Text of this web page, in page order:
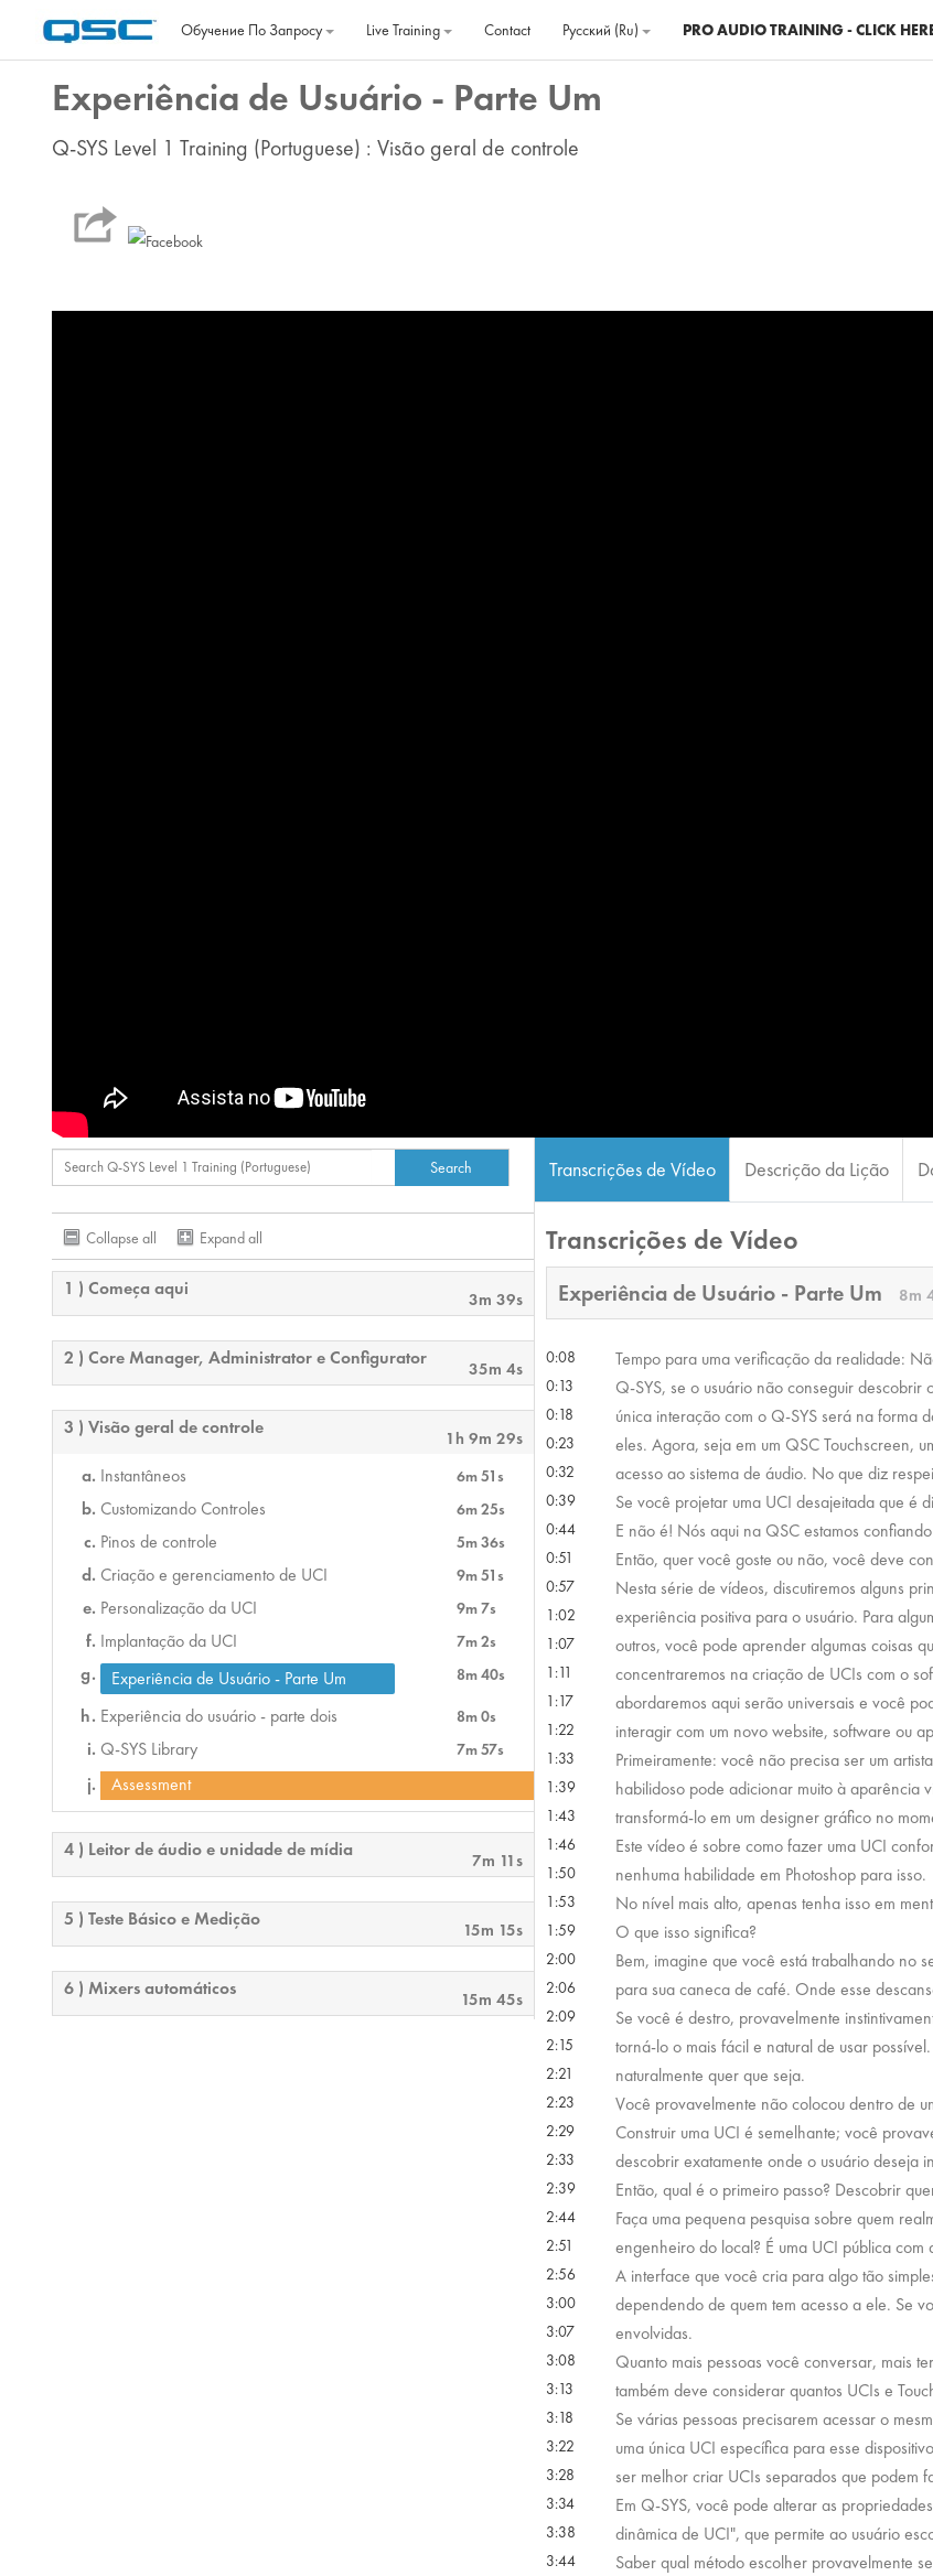
Обучение По Запросу
Live Training Contact Русский ‎(ru)‎ PRO AUDIO TRAINING - CLICK
Experiência de Usuário - Parte Um
Q-SYS Level 1 Training (Portuguese) : Visão geral de controle
Collapse all Expand all
1 ) Começa aqui 3m 39s
2 ) Core Manager, Administrator e Configurator 35m 4s
3 ) Visão geral de controle 1h 9m 29s
Instantâneos 6m 51s
Customizando Controles 6m 25s
Pinos de controle 5m 36s
Criação e gerenciamento de UCI 9m 51s
Personalização da UCI 9m 7s
Implantação da UCI 7m 2s
Experiência de Usuário - Parte Um 8m 40s
Experiência do usuário - parte dois 8m 0s
Q-SYS Library 7m 57s
Assessment
4 ) Leitor de áudio e unidade de mídia 7m 11s
5 ) Teste Básico e Medição 15m 15s
6 ) Mixers automáticos 15m 45s
Transcrições de Vídeo Descrição da Lição
Transcrições de Vídeo
Experiência de Usuário - Parte Um 8m
0:08 Tempo para uma verificação da realidade:
0:13 Q-SYS, se o usuário não conseguir
0:18 única interação com o Q-SYS será na forma
0:23 eles. Agora, seja em um QSC Touchscreen,
0:32 acesso ao sistema de áudio. No que diz
0:39 Se você projetar uma UCI desajeitada que é
0:44 E não é! Nós aqui na QSC estamos
0:51 Então, quer você goste ou não, você deve
0:57 Nesta série de vídeos, discutiremos alguns
1:02 experiência positiva para o usuário. Para
1:07 outros, você pode aprender algumas coisas
1:11 concentraremos na criação de UCIs com o
1:17 abordaremos aqui serão universais e você
1:22 interagir com um novo website, software ou
1:33 Primeiramente: você não precisa ser um
1:39 habilidoso pode adicionar muito à aparência
1:43 transformá-lo em um designer gráfico no
1:46 Este vídeo é sobre como fazer uma UCI
1:50 nenhuma habilidade em Photoshop para isso.
1:53 No nível mais alto, apenas tenha isso em
1:59 O que isso significa?
2:00 Bem, imagine que você está trabalhando no
2:06 para sua caneca de café. Onde esse
2:09 Se você é destro, provavelmente
2:15 torná-lo o mais fácil e natural de usar
2:21 naturalmente quer que seja.
2:23 Você provavelmente não colocou dentro de
2:29 Construir uma UCI é semelhante; você
2:33 descobrir exatamente onde o usuário deseja
2:39 Então, qual é o primeiro passo? Descobrir
2:44 Faça uma pequena pesquisa sobre quem
2:51 engenheiro do local? É uma UCI pública
2:56 A interface que você cria para algo tão
3:00 dependendo de quem tem acesso a ele. Se
3:07 envolvidas.
3:08 Quanto mais pessoas você conversar, mais
3:13 também deve considerar quantos UCIs e
3:18 Se várias pessoas precisarem acessar o
3:22 uma única UCI específica para esse
3:28 ser melhor criar UCIs separados que podem
3:34 Em Q-SYS, você pode alterar as
3:38 dinâmica de UCI", que permite ao usuário
3:44 Saber qual método escolher provavelmente